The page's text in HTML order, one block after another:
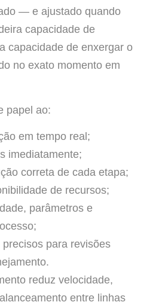
— e ajustado quando
capacidade de
capacidade de enxergar o
no exato momento em
papel ao:
em tempo real;
imediatamente;
correta de cada etapa;
de recursos;
parâmetros e
para revisões
reduz velocidade,
entre linhas